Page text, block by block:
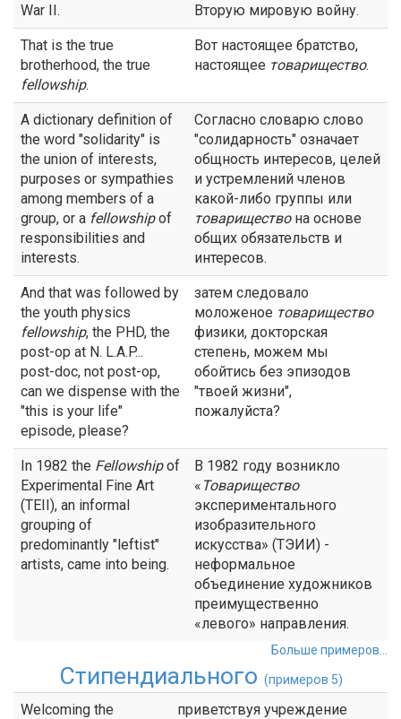
War II.
Вторую мировую войну.
That is the true
brotherhood, the true
fellowship.
Вот настоящее братство,
настоящее товарищество.
A dictionary definition of
the word "solidarity" is
the union of interests,
purposes or sympathies
among members of a
group, or a fellowshipof
responsibilities and
interests.
Согласно словарю слово
"солидарность" означает
общность интересов, целей
и устремлений членов
какой-либо группы или
товариществона основе
общих обязательств и
интересов.
And that was followed by
the youth physics
fellowship, the PHD, the
post-op at N. L.A.P...
post-doc, not post-op,
can we dispense with the
"this is your life"
episode, please?
затем следовало
моложеное товарищество
физики, докторская
степень, можем мы
обойтись без эпизодов
"твоей жизни",
пожалуйста?
In 1982 the Fellowshipof
Experimental Fine Art
(TEII), an informal
grouping of
predominantly "leftist"
artists, came into being.
В 1982 году возникло
« Товарищество
экспериментального
изобразительного
искусства» (ТЭИИ) -
неформальное
объединение художников
преимущественно
«левого» направления.
Больше примеров...
Стипендиального (примеров 5)
Welcoming the
приветствуя учреждение